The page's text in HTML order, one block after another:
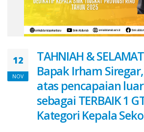
12
NOV
TAHNIAH &
Bapak Irham Siregar,
atas pencapaian
sebagai TERBAIK 1
Kategori Kepala